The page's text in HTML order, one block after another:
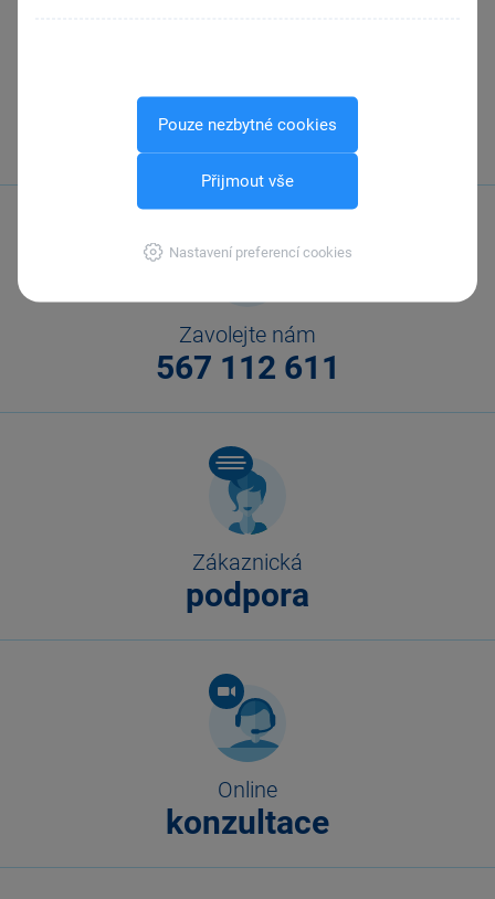
Pouze nezbytné cookies
Přijmout vše
Nastavení preferencí cookies
Zavolejte nám
567 112 611
Zákaznická
podpora
Online
konzultace